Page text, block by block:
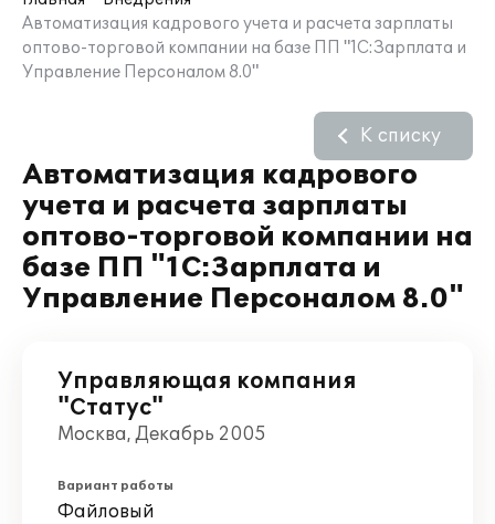
Автоматизация кадрового учета и расчета зарплаты
оптово-торговой компании на базе ПП "1С:Зарплата и
Управление Персоналом 8.0"
Автоматизация кадрового
учета и расчета зарплаты
оптово-торговой компании на
базе ПП "1С:Зарплата и
Управление Персоналом 8.0"
К списку
Управляющая компания
"Статус"
Москва, Декабрь 2005
Вариант работы
Файловый